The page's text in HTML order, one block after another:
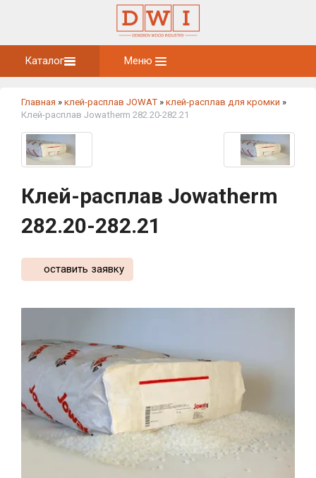
Каталог Меню
Главная » клей-расплав JOWAT » клей-расплав для кромки »
Клей-расплав Jowatherm 282.20-282.21
Клей-расплав Jowatherm
282.20-282.21
оставить заявку